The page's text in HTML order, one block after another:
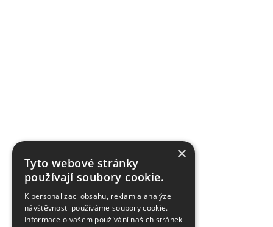
×
Tyto webové stránky
používají soubory cookie.
K personalizaci obsahu, reklam a analýze
návštěvnosti používáme soubory cookie.
Informace o vašem používání našich stránek